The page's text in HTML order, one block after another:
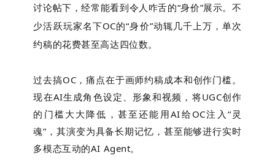
讨论帖下，经常能看到令人咋舌的“身价”展示。不
少活跃玩家名下OC的“身价”动辄几千上万，单次
约稿的花费甚至高达四位数。
过去搞OC，痛点在于画师约稿成本和创作门槛。
现在AI生成角色设定、形象和视频，将UGC创作
的门槛大大降低，甚至还能用AI给OC注入“灵
魂”，其演变为具备长期记忆，甚至能够进行实时
多模态互动的AI Agent。